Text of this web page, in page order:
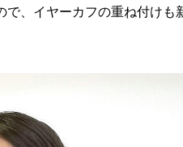
で、イヤーカフの重ね付けも